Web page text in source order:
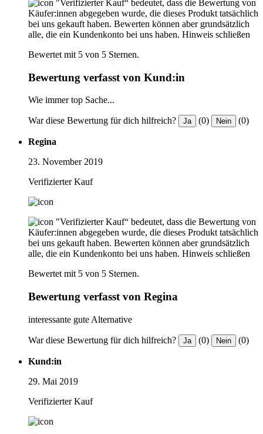
"Verifizierter Kauf“ bedeutet, dass die Bewertung von
Käufer:innen abgegeben wurde, die dieses Produkt tatsächlich
bei uns gekauft haben. Bewerten können aber grundsätzlich
alle, die ein Kundenkonto bei uns haben. Hinweis schließen
Bewertet mit 5 von 5 Sternen.
Bewertung verfasst von Kund:in
Wie immer top Sache...
War diese Bewertung für dich hilfreich? Ja (0) Nein (0)
Regina
23. November 2019
Verifizierter Kauf
"Verifizierter Kauf“ bedeutet, dass die Bewertung von
Käufer:innen abgegeben wurde, die dieses Produkt tatsächlich
bei uns gekauft haben. Bewerten können aber grundsätzlich
alle, die ein Kundenkonto bei uns haben. Hinweis schließen
Bewertet mit 5 von 5 Sternen.
Bewertung verfasst von Regina
interessante gute Alternative
War diese Bewertung für dich hilfreich? Ja (0) Nein (0)
Kund:in
29. Mai 2019
Verifizierter Kauf